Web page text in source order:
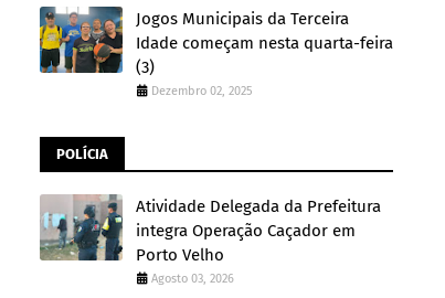
Jogos Municipais da Terceira
Idade começam nesta quarta-feira
(3)
Dezembro 02, 2025
POLÍCIA
Atividade Delegada da Prefeitura
integra Operação Caçador em
Porto Velho
Agosto 03, 2026